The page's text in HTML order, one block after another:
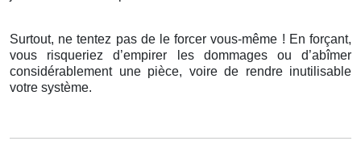
Surtout, ne tentez pas de le forcer vous-même ! En forçant,
vous risqueriez d’empirer les dommages ou d’abîmer
considérablement une pièce, voire de rendre inutilisable
votre système.